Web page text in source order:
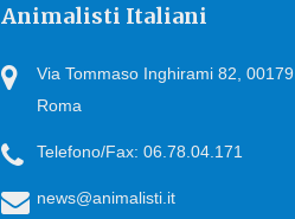
Animalisti Italiani
Via Tommaso Inghirami 82, 00179
Roma
Telefono/Fax: 06.78.04.171
news@animalisti.it